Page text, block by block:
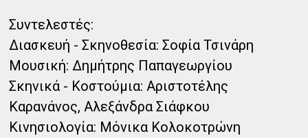
Συντελεστές:
Διασκευή - Σκηνοθεσία: Σοφία Τσινάρη
Μουσική: Δημήτρης Παπαγεωργίου
Σκηνικά - Κοστούμια: Αριστοτέλης
Καρανάνος, Αλεξάνδρα Σιάφκου
Κινησιολογία: Μόνικα Κολοκοτρώνη